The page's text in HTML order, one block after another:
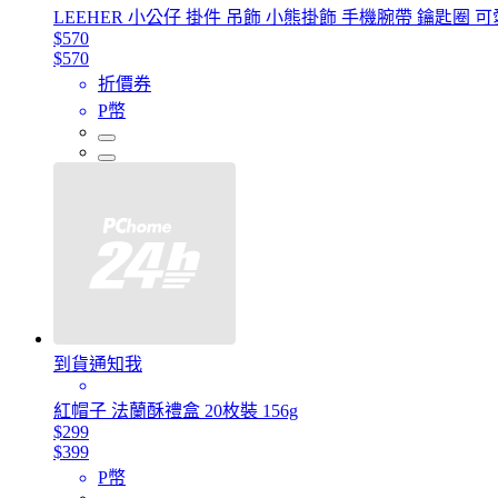
LEEHER 小公仔 掛件 吊飾 小熊掛飾 手機腕帶 鑰匙圈 可
$570
$570
折價券
P幣
到貨通知我
紅帽子 法蘭酥禮盒 20枚裝 156g
$299
$399
P幣